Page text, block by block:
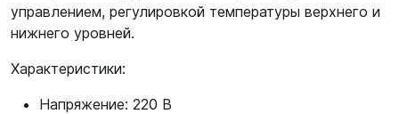
управлением, регулировкой температуры верхнего и
нижнего уровней.
Характеристики:
Напряжение: 220 В